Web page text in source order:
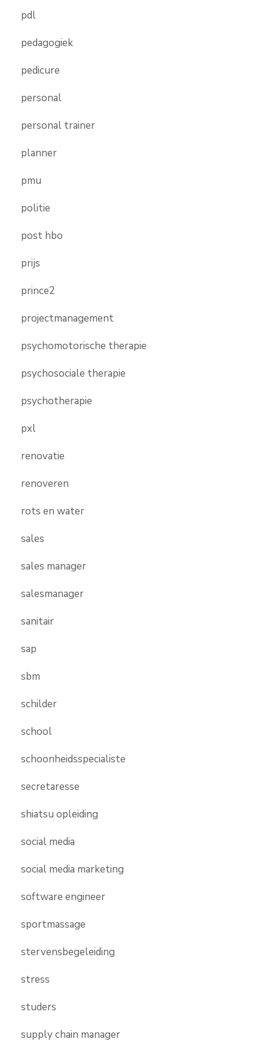
pdl
pedagogiek
pedicure
personal
personal trainer
planner
pmu
politie
post hbo
prijs
prince2
projectmanagement
psychomotorische therapie
psychosociale therapie
psychotherapie
pxl
renovatie
renoveren
rots en water
sales
sales manager
salesmanager
sanitair
sap
sbm
schilder
school
schoonheidsspecialiste
secretaresse
shiatsu opleiding
social media
social media marketing
software engineer
sportmassage
stervensbegeleiding
stress
studers
supply chain manager